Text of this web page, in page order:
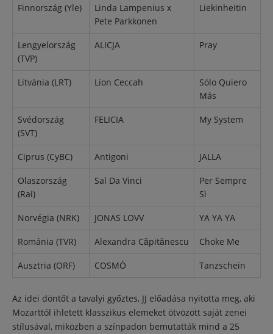
Finnország (Yle)
Linda Lampenius x
Pete Parkkonen
Liekinheitin
Lengyelország
(TVP)
ALICJA Pray
Litvánia (LRT) Lion Ceccah
Sólo Quiero
Más
Svédország
(SVT)
FELICIA My System
Ciprus (CyBC) Antigoni JALLA
Olaszország
(Rai)
Sal Da Vinci
Per Sempre
Sì
Norvégia (NRK) JONAS LOVV YA YA YA
Románia (TVR) Alexandra Căpitănescu Choke Me
Ausztria (ORF) COSMÓ Tanzschein
Az idei döntőt a tavalyi győztes, JJ előadása nyitotta meg, aki
Mozarttól ihletett klasszikus elemeket ötvözött saját zenei
stílusával, miközben a színpadon bemutatták mind a 25